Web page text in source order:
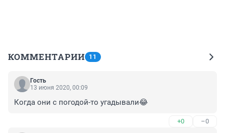
КОММЕНТАРИИ 11
Гость
13 июня 2020, 00:09
Когда они с погодой-то угадывали😂
+0 –0